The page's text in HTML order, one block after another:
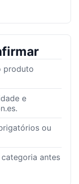
produto
e
ou
antes